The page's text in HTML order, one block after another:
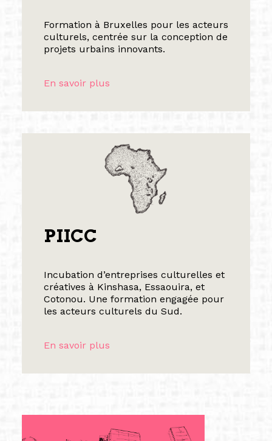
Formation à Bruxelles pour les acteurs
culturels, centrée sur la conception de
projets urbains innovants.
En savoir plus
PIICC
Incubation d’entreprises culturelles et
créatives à Kinshasa, Essaouira, et
Cotonou. Une formation engagée pour
les acteurs culturels du Sud.
En savoir plus